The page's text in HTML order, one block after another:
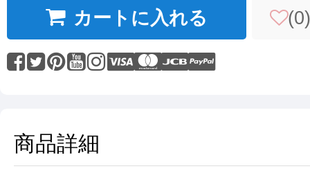
カートに入れる (0)
商品詳細